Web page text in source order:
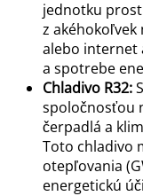
jednotku
z akéhokoľvek
alebo internet
a spotrebe
Chladivo R32:
spoločnosťou
čerpadlá a
Toto chladivo
otepľovania
energetickú